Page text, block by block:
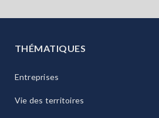
THÉMATIQUES
Entreprises
Vie des territoires